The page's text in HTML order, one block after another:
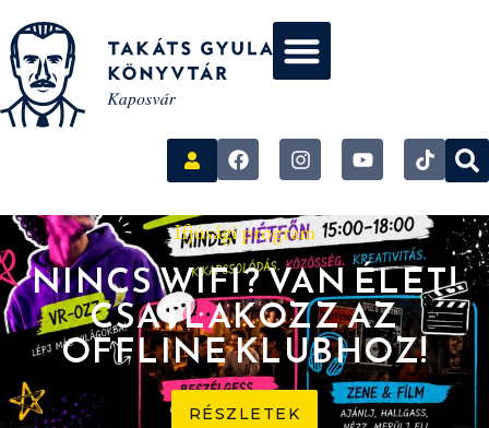
Ifjúsági program
NINCS WIFI? VAN ÉLET!
CSATLAKOZZ AZ
OFFLINE KLUBHOZ!
RÉSZLETEK